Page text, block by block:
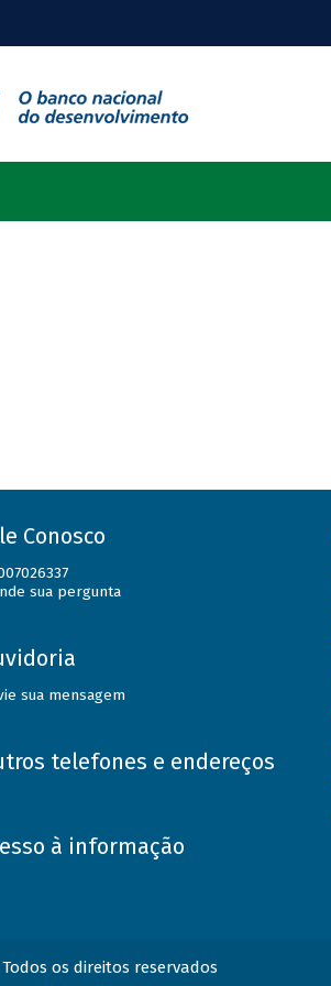
Conosco
sua pergunta
sua mensagem
telefones e endereços
à informação
Todos os direitos reservados